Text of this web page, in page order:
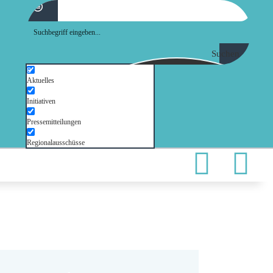
Suchen
Aktuelles
Initiativen
Pressemitteilungen
Regionalausschüsse